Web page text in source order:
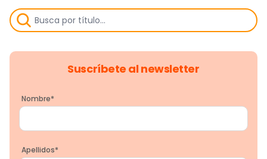
Suscríbete al newsletter
Nombre*
Apellidos*